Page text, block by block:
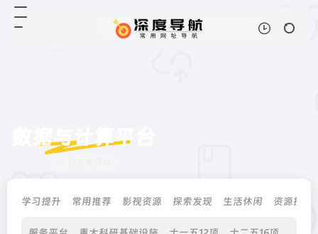
数据与计算平台
学习提升 常用推荐 影视资源 探索发现 生活休闲 资源搜索